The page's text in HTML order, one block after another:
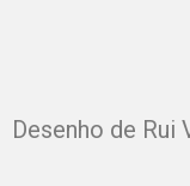
Desenho de Rui